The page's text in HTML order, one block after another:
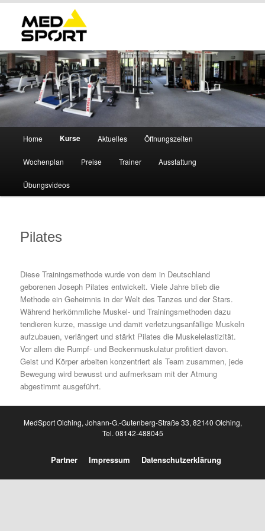
Zum
primären
Inhalt
Home Kurse Aktuelles Öffnungszeiten
Wochenplan Preise Trainer Ausstattung
Übungsvideos
Pilates
Diese Trainingsmethode wurde von dem in Deutschland
geborenen Joseph Pilates entwickelt. Viele Jahre blieb die
Methode ein Geheimnis in der Welt des Tanzes und der Stars.
Während herkömmliche Muskel- und Trainingsmethoden dazu
tendieren kurze, massige und damit verletzungsanfällige Muskeln
aufzubauen, verlängert und stärkt Pilates die Muskelelastizität.
Vor allem die Rumpf- und Beckenmuskulatur profitiert davon.
Geist und Körper arbeiten konzentriert als Team zusammen, jede
Bewegung wird bewusst und aufmerksam mit der Atmung
abgestimmt ausgeführt.
MedSport Olching, Johann-G.-Gutenberg-Straße 33, 82140 Olching,
Tel. 08142-488045
Partner Impressum Datenschutzerklärung